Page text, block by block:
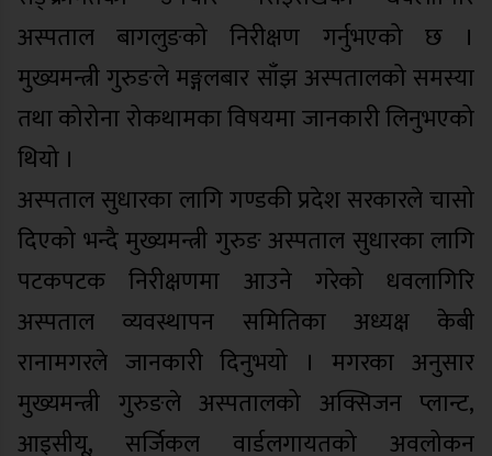
अस्पताल बागलुङको निरीक्षण गर्नुभएको छ ।
मुख्यमन्त्री गुरुङले मङ्गलबार साँझ अस्पतालको समस्या
तथा कोरोना रोकथामका विषयमा जानकारी लिनुभएको
थियो ।
अस्पताल सुधारका लागि गण्डकी प्रदेश सरकारले चासो
दिएको भन्दै मुख्यमन्त्री गुरुङ अस्पताल सुधारका लागि
पटकपटक निरीक्षणमा आउने गरेको धवलागिरि
अस्पताल व्यवस्थापन समितिका अध्यक्ष केबी
रानामगरले जानकारी दिनुभयो । मगरका अनुसार
मुख्यमन्त्री गुरुङले अस्पतालको अक्सिजन प्लान्ट,
आइसीयू, सर्जिकल वार्डलगायतको अवलोकन